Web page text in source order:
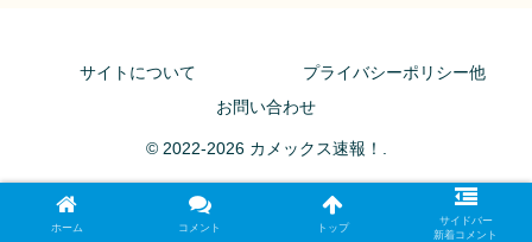
サイトについて
プライバシーポリシー他
お問い合わせ
© 2022-2026 カメックス速報！.
ホーム コメント トップ
サイドバー
新着コメント